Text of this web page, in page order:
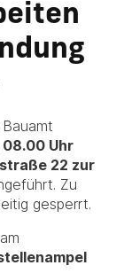
Uhr
22 zur
Zu
gesperrt.